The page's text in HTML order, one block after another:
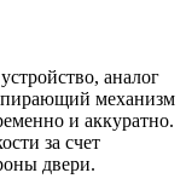
аналог
механизм
и аккуратно.
за счет
двери.